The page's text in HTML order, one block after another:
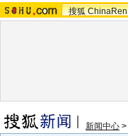
搜狐 ChinaRen
新闻中心 >